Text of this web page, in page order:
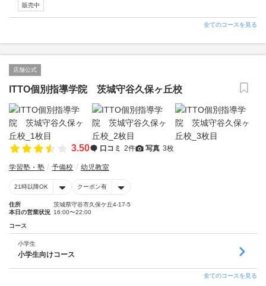
販売中
全てのコースを見る
店舗公式
ITTO個別指導学院 茨城守谷久保ヶ丘校
3.50 口コミ 2件 写真 3枚
学習塾・塾 予備校 幼児教室
21時以降OK クーポン有
住所
茨城県守谷市久保ケ丘4-17-5
本日の営業状況 16:00〜22:00
コース
小学生
小学生向けコース
全てのコースを見る